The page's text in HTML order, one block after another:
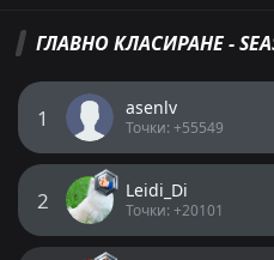
ПРОГНОЗИ КУПА
Аполон Лимасол
Купа, 29 май 19:00
Емануил Тодоров
PRO ТИПСТЪР
ГЛАВНО КЛАСИРАНЕ -
1 asenlv
Точки: +55549
2 Leidi_Di
Точки: +20101